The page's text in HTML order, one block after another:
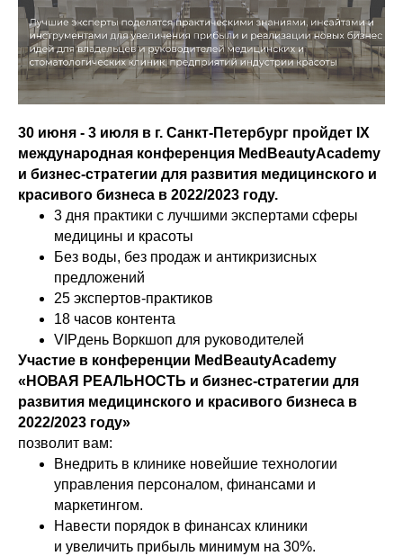
30 июня - 3 июля в г. Санкт-Петербург пройдет IХ
международная конференция MedBeautyAcademy
и бизнес-стратегии для развития медицинского и
красивого бизнеса в 2022/2023 году.
3 дня практики с лучшими экспертами сферы
медицины и красоты
Без воды, без продаж и антикризисных
предложений
25 экспертов-практиков
18 часов контента
VIPдень Воркшоп для руководителей
Участие в конференции MedBeautyAcademy
«НОВАЯ РЕАЛЬНОСТЬ и бизнес-стратегии для
развития медицинского и красивого бизнеса в
2022/2023 году»
позволит вам:
Внедрить в клинике новейшие технологии
управления персоналом, финансами и
маркетингом.
Навести порядок в финансах клиники
и увеличить прибыль минимум на 30%.